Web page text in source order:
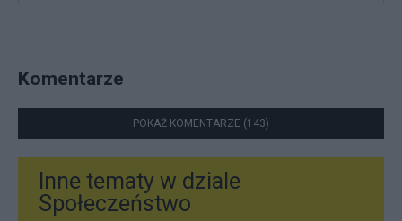
Komentarze
POKAŻ KOMENTARZE (143)
Inne tematy w dziale
Społeczeństwo